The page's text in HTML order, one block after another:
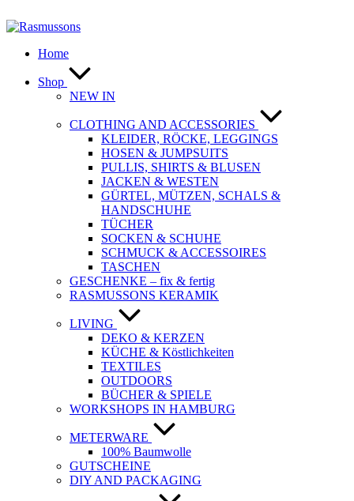
Inhalt
Home
Shop
NEW IN
CLOTHING AND ACCESSORIES
KLEIDER, RÖCKE, LEGGINGS
HOSEN & JUMPSUITS
PULLIS, SHIRTS & BLUSEN
JACKEN & WESTEN
GÜRTEL, MÜTZEN, SCHALS &
HANDSCHUHE
TÜCHER
SOCKEN & SCHUHE
SCHMUCK & ACCESSOIRES
TASCHEN
GESCHENKE – fix & fertig
RASMUSSONS KERAMIK
LIVING
DEKO & KERZEN
KÜCHE & Köstlichkeiten
TEXTILES
OUTDOORS
BÜCHER & SPIELE
WORKSHOPS IN HAMBURG
METERWARE
100% Baumwolle
GUTSCHEINE
DIY AND PACKAGING